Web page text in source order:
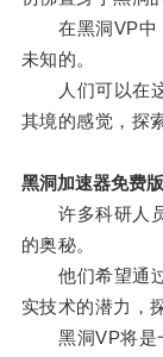
在黑洞VP中，
未知的。
人们可以在这
其境的感觉，探
黑洞加速器免费版
许多科研人员
的奥秘。
他们希望通过
实技术的潜力，
黑洞VP将是一